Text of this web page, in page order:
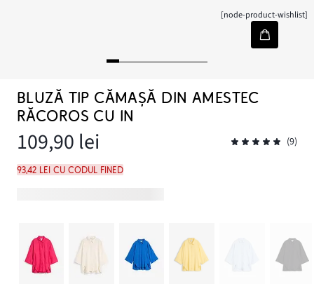
[node-product-wishlist]
BLUZĂ TIP CĂMAȘĂ DIN AMESTEC
RĂCOROS CU IN
109,90 lei (9)
93,42 lei cu codul FINED